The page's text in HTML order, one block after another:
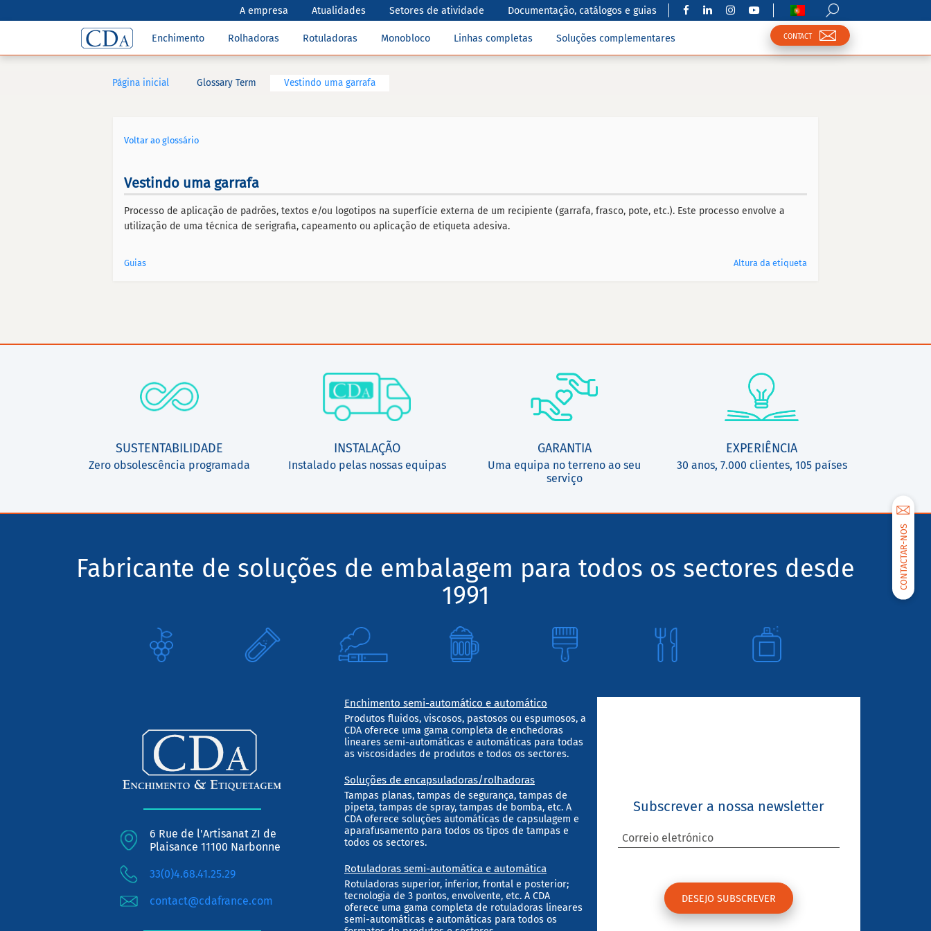
A empresa Atualidades Setores de atividade Documentação, catálogos e guias
Enchimento Rolhadoras Rotuladoras Monobloco Linhas completas Soluções complementares CONTACT
CONTACTAR-NOS
Página inicial Glossary Term Vestindo uma garrafa
Voltar ao glossário
Vestindo uma garrafa
Processo de aplicação de padrões, textos e/ou logotipos na superfície externa de um recipiente (garrafa, frasco, pote, etc.). Este processo envolve a
utilização de uma técnica de serigrafia, capeamento ou aplicação de etiqueta adesiva.
Guias Altura da etiqueta
SUSTENTABILIDADE
Zero obsolescência programada
INSTALAÇÃO
Instalado pelas nossas equipas
GARANTIA
Uma equipa no terreno ao seu
serviço
EXPERIÊNCIA
30 anos, 7.000 clientes, 105 países
Fabricante de soluções de embalagem para todos os sectores desde
1991
6 Rue de l'Artisanat ZI de
Plaisance 11100 Narbonne
33(0)4.68.41.25.29
contact@cdafrance.com
Enchimento semi-automático e automático
Produtos fluidos, viscosos, pastosos ou espumosos, a
CDA oferece uma gama completa de enchedoras
lineares semi-automáticas e automáticas para todas
as viscosidades de produtos e todos os sectores.
Soluções de encapsuladoras/rolhadoras
Tampas planas, tampas de segurança, tampas de
pipeta, tampas de spray, tampas de bomba, etc. A
CDA oferece soluções automáticas de capsulagem e
aparafusamento para todos os tipos de tampas e
todos os sectores.
Rotuladoras semi-automática e automática
Rotuladoras superior, inferior, frontal e posterior;
tecnologia de 3 pontos, envolvente, etc. A CDA
oferece uma gama completa de rotuladoras lineares
semi-automáticas e automáticas para todos os
Subscrever a nossa newsletter
Correio eletrónico